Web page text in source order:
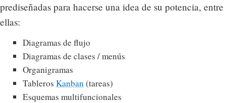
prediseñadas para hacerse una idea de su potencia, entre
ellas:
Diagramas de flujo
Diagramas de clases / menús
Organigramas
Tableros Kanban (tareas)
Esquemas multifuncionales